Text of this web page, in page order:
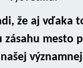
že aj vďaka
zásahu mesto